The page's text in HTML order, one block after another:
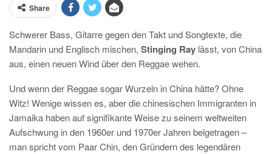
Share
Schwerer Bass, Gitarre gegen den Takt und Songtexte, die
Mandarin und Englisch mischen, Stinging Ray lässt, von China
aus, einen neuen Wind über den Reggae wehen.
Und wenn der Reggae sogar Wurzeln in China hätte? Ohne
Witz! Wenige wissen es, aber die chinesischen Immigranten in
Jamaika haben auf signifikante Weise zu seinem weltweiten
Aufschwung in den 1960er und 1970er Jahren beigetragen –
man spricht vom Paar Chin, den Gründern des legendären